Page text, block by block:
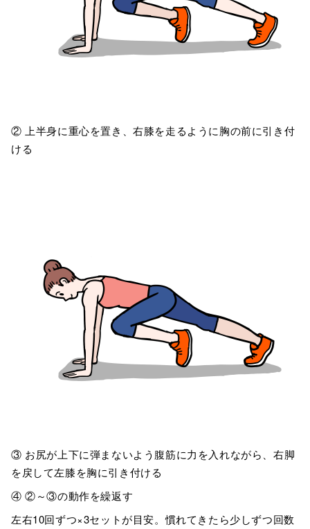
② 上半身に重心を置き、右膝を走るように胸の前に引き付
ける
③ お尻が上下に弾まないよう腹筋に力を入れながら、右脚
を戻して左膝を胸に引き付ける
④ ②～③の動作を繰返す
左右10回ずつ×3セットが目安。慣れてきたら少しずつ回数